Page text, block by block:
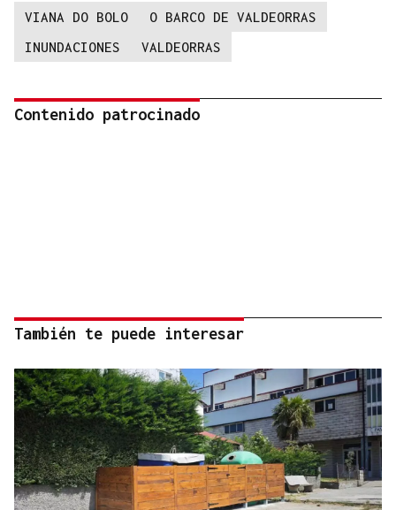
VIANA DO BOLO
O BARCO DE VALDEORRAS
INUNDACIONES
VALDEORRAS
Contenido patrocinado
También te puede interesar